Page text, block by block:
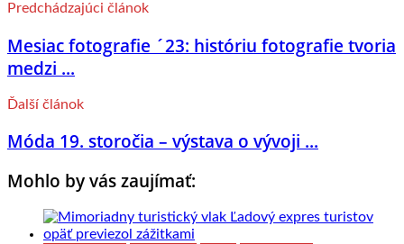
Predchádzajúci článok
Mesiac fotografie ´23: históriu fotografie tvoria
medzi ...
Ďalší článok
Móda 19. storočia – výstava o vývoji ...
Mohlo by vás zaujímať: